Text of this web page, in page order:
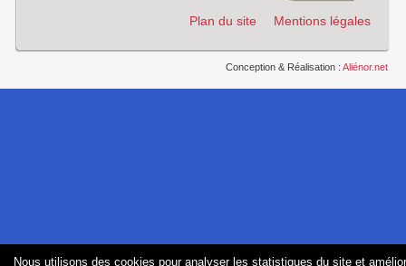
Plan du site Mentions légales
Conception & Réalisation : Aliénor.net
Nous utilisons des cookies pour analyser les statistiques du site et